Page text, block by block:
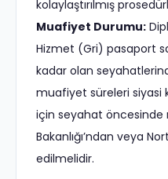
kolaylaştırılmış
Muafiyet Durumu:
Hizmet (Gri) pasaport
kadar olan
muafiyet süreleri siyasi
için seyahat öncesinde
Bakanlığı’ndan veya
edilmelidir.